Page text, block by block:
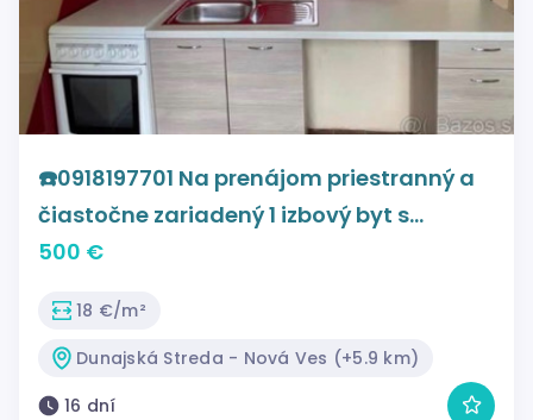
☎️0918197701 Na prenájom priestranný a
čiastočne zariadený 1 izbový byt s
loggiou vo východnej časti mesta -
500 €
18 €/m²
Dunajská Streda - Nová Ves (+5.9 km)
16 dní